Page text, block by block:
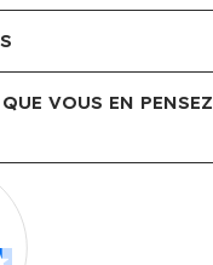
QUE VOUS EN PENSEZ